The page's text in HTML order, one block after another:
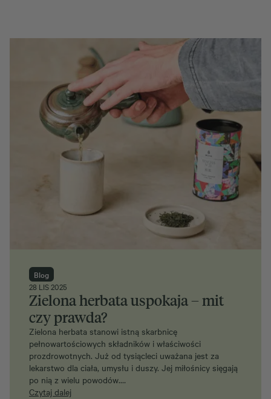
Blog
28 LIS 2025
Zielona herbata uspokaja – mit
czy prawda?
Zielona herbata stanowi istną skarbnicę
pełnowartościowych składników i właściwości
prozdrowotnych. Już od tysiącleci uważana jest za
lekarstwo dla ciała, umysłu i duszy. Jej miłośnicy sięgają
po nią z wielu powodów.…
Czytaj dalej